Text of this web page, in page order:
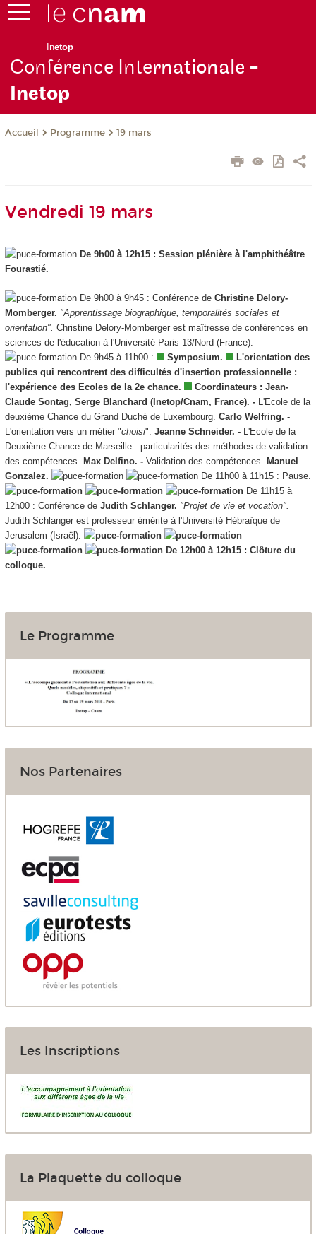
Inetop
Conférence Internationale -
Inetop
Accueil Programme 19 mars
Vendredi 19 mars
De 9h00 à 12h15 : Session plénière à l'amphithéâtre
Fourastié.
De 9h00 à 9h45 : Conférence de Christine Delory-
Momberger. "Apprentissage biographique, temporalités sociales et
orientation". Christine Delory-Momberger est maîtresse de conférences en
sciences de l'éducation à l'Université Paris 13/Nord (France).
De 9h45 à 11h00 :
Symposium.
L'orientation des
publics qui rencontrent des difficultés d'insertion professionnelle :
l'expérience des Ecoles de la 2e chance.
Coordinateurs : Jean-
Claude Sontag, Serge Blanchard (Inetop/Cnam, France). -L'Ecole de la
deuxième Chance du Grand Duché de Luxembourg. Carlo Welfring. -
L'orientation vers un métier "choisi". Jeanne Schneider. -L'Ecole de la
Deuxième Chance de Marseille : particularités des méthodes de validation
des compétences.
Max Delfino. -Validation des compétences.
Manuel
Gonzalez.
De 11h00 à 11h15 : Pause.
De 11h15 à
12h00 : Conférence de Judith Schlanger. "Projet de vie et vocation".
Judith Schlanger est professeur émérite à l'Université Hébraïque de
Jerusalem (Israël).
De 12h00 à 12h15 : Clôture du
colloque.
Le Programme
Nos Partenaires
Les Inscriptions
La Plaquette du colloque